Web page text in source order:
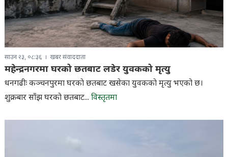
साउन २३, ०८:३६ खबर संवाददाता
महेन्द्रनगरमा घरको छतबाट लडेर युवकको मृत्यु
धनगढीः कञ्चनपुरमा घरकाे छतबाट खसेका युवककाे मृत्यु भएको छ।
शुक्रबार साँझ घरकाे छतबाट... विस्तृतमा